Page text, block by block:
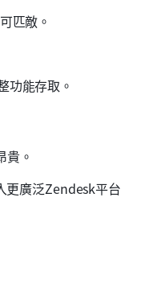
匹敵。
功能存取。
貴。
更廣泛Zendesk平台